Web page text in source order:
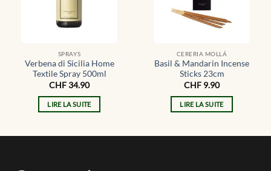
SPRAYS
Verbena di Sicilia Home
Textile Spray 500ml
CHF34.90
LIRE LA SUITE
CERERIA MOLLÁ
Basil & Mandarin Incense
Sticks 23cm
CHF 9.90
LIRE LA SUITE